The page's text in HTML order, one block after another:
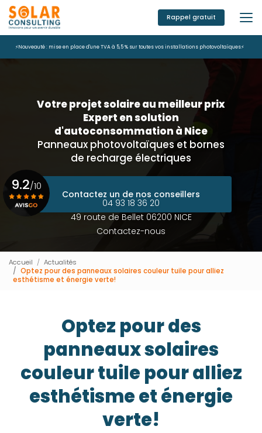
Aller
au
contenu
principal
⚡Nouveauté : mise en place d'une TVA à 5,5 % sur toutes vos installations photovoltaïques⚡
Rappel gratuit
Votre projet solaire au meilleur prix
Expert en solution
d'autoconsommation à Nice
Panneaux photovoltaïques et bornes
de recharge électriques
Contactez un de nos conseillers
04 93 18 36 20
49 route de Bellet 06200 NICE
Contactez-nous
9.2/10
Accueil
Actualités
Optez pour des panneaux solaires couleur tuile pour alliez
esthétisme et énergie verte!
Optez pour des
panneaux solaires
couleur tuile pour alliez
esthétisme et énergie
verte!